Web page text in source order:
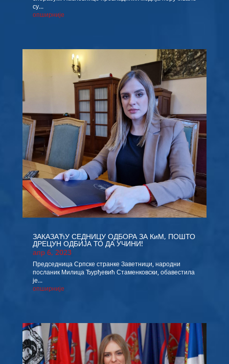
су...
опширније
ЗАКАЗАЋУ СЕДНИЦУ ОДБОРА ЗА КиМ, ПОШТО
ДРЕЦУН ОДБИЈА ТО ДА УЧИНИ!
апр 6, 2023
Председница Српске странке Заветници, народни
посланик Милица Ђурђевић Стаменковски, обавестила
је...
опширније